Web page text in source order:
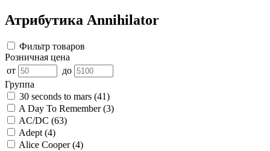
Атрибутика Annihilator
Фильтр товаров
Розничная цена
от
до
Группа
30 seconds to mars (41)
A Day To Remember(3)
AC/DC (63)
Adept(4)
Alice Cooper(4)